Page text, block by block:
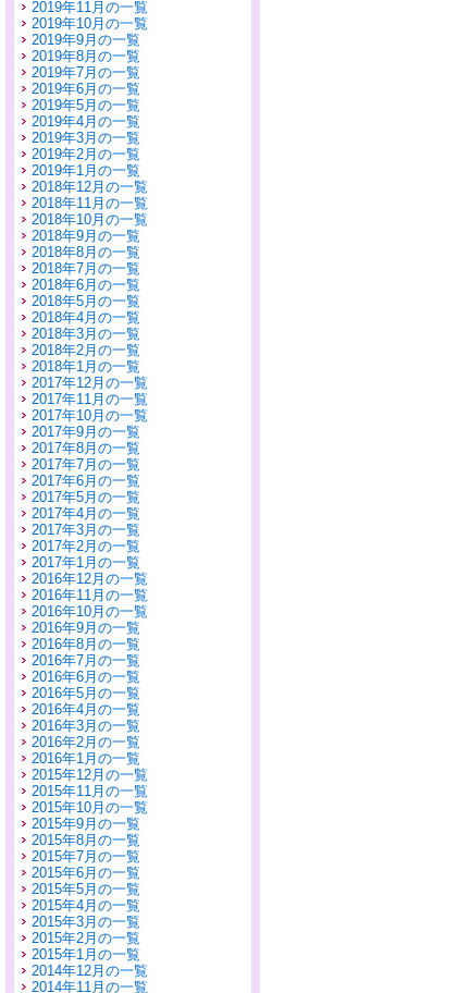
2019年11月の一覧
2019年10月の一覧
2019年9月の一覧
2019年8月の一覧
2019年7月の一覧
2019年6月の一覧
2019年5月の一覧
2019年4月の一覧
2019年3月の一覧
2019年2月の一覧
2019年1月の一覧
2018年12月の一覧
2018年11月の一覧
2018年10月の一覧
2018年9月の一覧
2018年8月の一覧
2018年7月の一覧
2018年6月の一覧
2018年5月の一覧
2018年4月の一覧
2018年3月の一覧
2018年2月の一覧
2018年1月の一覧
2017年12月の一覧
2017年11月の一覧
2017年10月の一覧
2017年9月の一覧
2017年8月の一覧
2017年7月の一覧
2017年6月の一覧
2017年5月の一覧
2017年4月の一覧
2017年3月の一覧
2017年2月の一覧
2017年1月の一覧
2016年12月の一覧
2016年11月の一覧
2016年10月の一覧
2016年9月の一覧
2016年8月の一覧
2016年7月の一覧
2016年6月の一覧
2016年5月の一覧
2016年4月の一覧
2016年3月の一覧
2016年2月の一覧
2016年1月の一覧
2015年12月の一覧
2015年11月の一覧
2015年10月の一覧
2015年9月の一覧
2015年8月の一覧
2015年7月の一覧
2015年6月の一覧
2015年5月の一覧
2015年4月の一覧
2015年3月の一覧
2015年2月の一覧
2015年1月の一覧
2014年12月の一覧
2014年11月の一覧